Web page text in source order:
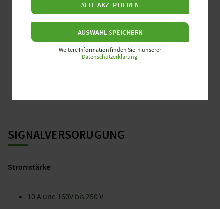
SIGNALVERSORUGUNG
Stromstärke
10 A und 160V bis 250 V
ALLE AKZEPTIEREN
AUSWAHL SPEICHERN
Weitere Information finden Sie in unserer
Datenschutzerklärung.